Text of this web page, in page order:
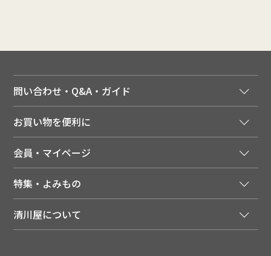
問い合わせ・Q&A・ガイド
ご利用ガイド
領収書について
送料について
配達日について
返品について
お買い物を便利に
季節のカタログを無料でお届け
店舗・ECポイント共通アプリ
LINEお友だち登録
会員・マイページ
会員特典について
注文履歴
特集・よみもの
メディア掲載商品
清川屋について